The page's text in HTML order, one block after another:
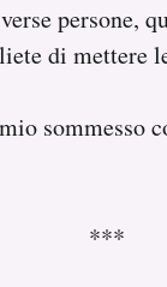
persone,
di mettere
sommesso
***